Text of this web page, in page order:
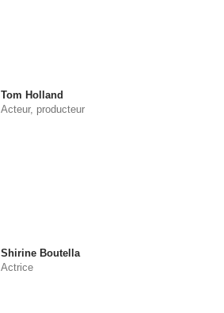
Tom Holland
Acteur, producteur
Shirine Boutella
Actrice